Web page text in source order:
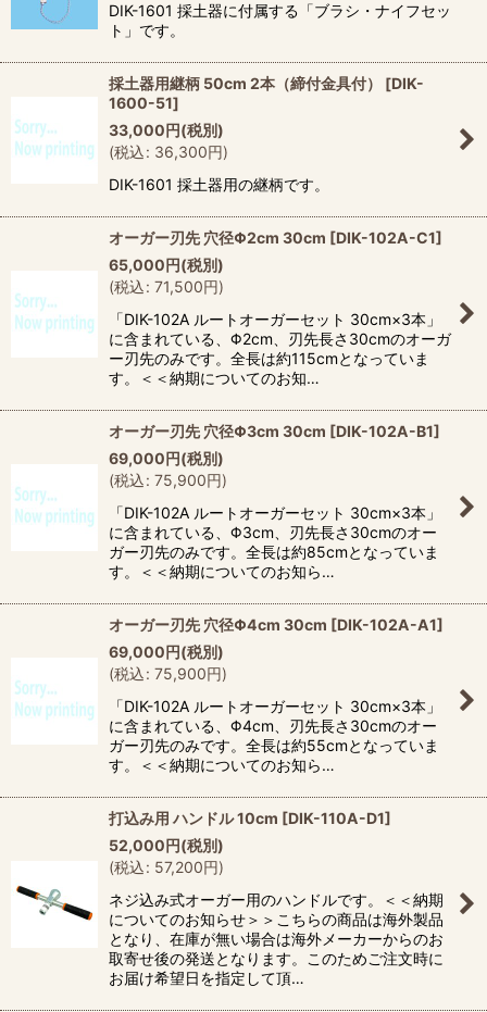
DIK-1601 採土器に付属する「ブラシ・ナイフセッ
ト」です。
採土器用継柄 50cm 2本（締付金具付） [DIK-
1600-51]
33,000円(税別)
(税込: 36,300円)
DIK-1601 採土器用の継柄です。
オーガー刃先 穴径Φ2cm 30cm [DIK-102A-C1]
65,000円(税別)
(税込: 71,500円)
「DIK-102A ルートオーガーセット 30cm×3本」
に含まれている、Φ2cm、刃先長さ30cmのオーガ
ー刃先のみです。全長は約115cmとなっていま
す。＜＜納期についてのお知…
オーガー刃先 穴径Φ3cm 30cm [DIK-102A-B1]
69,000円(税別)
(税込: 75,900円)
「DIK-102A ルートオーガーセット 30cm×3本」
に含まれている、Φ3cm、刃先長さ30cmのオー
ガー刃先のみです。全長は約85cmとなっていま
す。＜＜納期についてのお知ら…
オーガー刃先 穴径Φ4cm 30cm [DIK-102A-A1]
69,000円(税別)
(税込: 75,900円)
「DIK-102A ルートオーガーセット 30cm×3本」
に含まれている、Φ4cm、刃先長さ30cmのオー
ガー刃先のみです。全長は約55cmとなっていま
す。＜＜納期についてのお知ら…
打込み用 ハンドル 10cm [DIK-110A-D1]
52,000円(税別)
(税込: 57,200円)
ネジ込み式オーガー用のハンドルです。＜＜納期
についてのお知らせ＞＞こちらの商品は海外製品
となり、在庫が無い場合は海外メーカーからのお
取寄せ後の発送となります。このためご注文時に
お届け希望日を指定して頂…